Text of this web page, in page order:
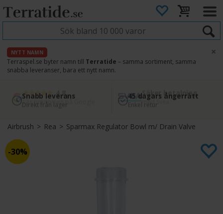
NYTT NAMN
Terraspel.se byter namn till Terratide – samma sortiment, samma
snabba leveranser, bara ett nytt namn.
×
4.8
Läs omdömen på Google
Säker betalning
med Svea
Snabb leverans
Direkt från lager
45 dagars ångerrätt
Enkel retur
Airbrush> Rea>Sparmax Regulator Bowl m/ Drain Valve
30%